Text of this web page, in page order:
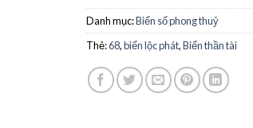
Danh mục:Biển số phong thuỷ
Thẻ:68,biển lộc phát,Biển thần tài